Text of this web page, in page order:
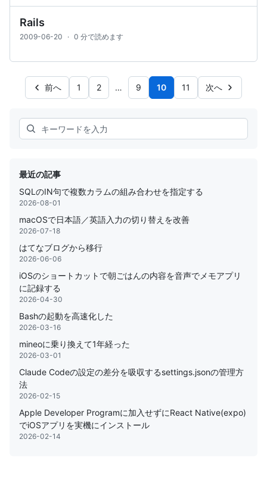
Rails
2009-06-20 · 0 分で読めます
前へ 1 2 … 9 10 11 次へ
Search
最近の記事
SQLのIN句で複数カラムの組み合わせを指定する
2026-08-01
macOSで日本語／英語入力の切り替えを改善
2026-07-18
はてなブログから移行
2026-06-06
iOSのショートカットで朝ごはんの内容を音声でメモアプリ
に記録する
2026-04-30
Bashの起動を高速化した
2026-03-16
mineoに乗り換えて1年経った
2026-03-01
Claude Codeの設定の差分を吸収するsettings.jsonの管理方
法
2026-02-15
Apple Developer Programに加入せずにReact Native(expo)
でiOSアプリを実機にインストール
2026-02-14